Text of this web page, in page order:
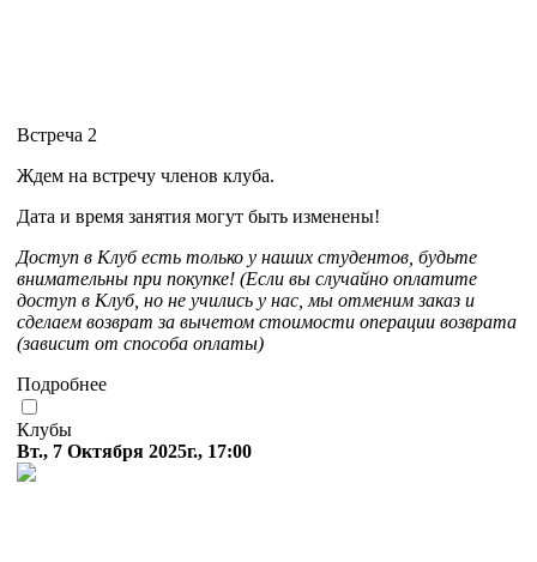
Встреча 2
Ждем на встречу членов клуба.
Дата и время занятия могут быть изменены!
Доступ в Клуб есть только у наших студентов, будьте
внимательны при покупке! (Если вы случайно оплатите
доступ в Клуб, но не учились у нас, мы отменим заказ и
сделаем возврат за вычетом стоимости операции возврата
(зависит от способа оплаты)
Подробнее
Клубы
Вт., 7 Октября 2025г., 17:00